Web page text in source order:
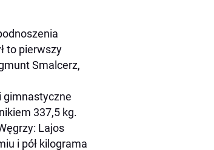
to pierwszy
Smalcerz,
gimnastyczne
337,5 kg.
Lajos
i pół kilograma